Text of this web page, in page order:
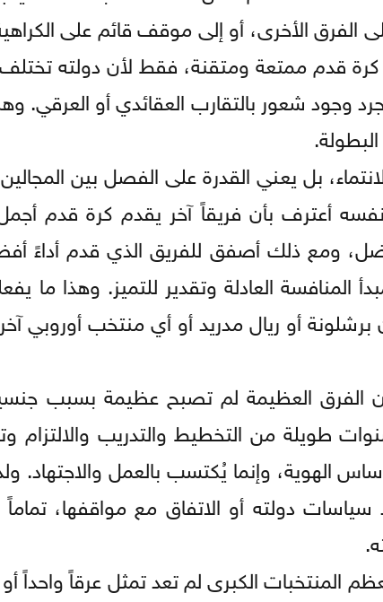
الأخرى، أو إلى موقف قائم على
قدم ممتعة ومتقنة، فقط لأن دولته تختلف
وجود شعور بالتقارب العقائدي أو العرقي.
بل يعني القدرة على الفصل بين
أعترف بأن فريقاً آخر يقدم كرة قدم
ومع ذلك أصفق للفريق الذي قدم أداءً
المنافسة العادلة وتقدير للتميز. وهذا ما
برشلونة أو ريال مدريد أو أي منتخب
أن الفرق العظيمة لم تصبح عظيمة بسبب
طويلة من التخطيط والتدريب والالتزام
الهوية، وإنما يُكتسب بالعمل والاجتهاد.
دولته أو الاتفاق مع مواقفها، تماماً
المنتخبات الكبرى لم تعد تمثل عرقاً واحداً أو